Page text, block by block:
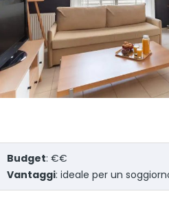
Budget: €€
Vantaggi: ideale per un